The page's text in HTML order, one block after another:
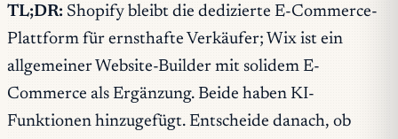
TL;DR: Shopify bleibt die dedizierte E-Commerce-
Plattform für ernsthafte Verkäufer; Wix ist ein
allgemeiner Website-Builder mit solidem E-
Commerce als Ergänzung. Beide haben KI-
Funktionen hinzugefügt. Entscheide danach, ob